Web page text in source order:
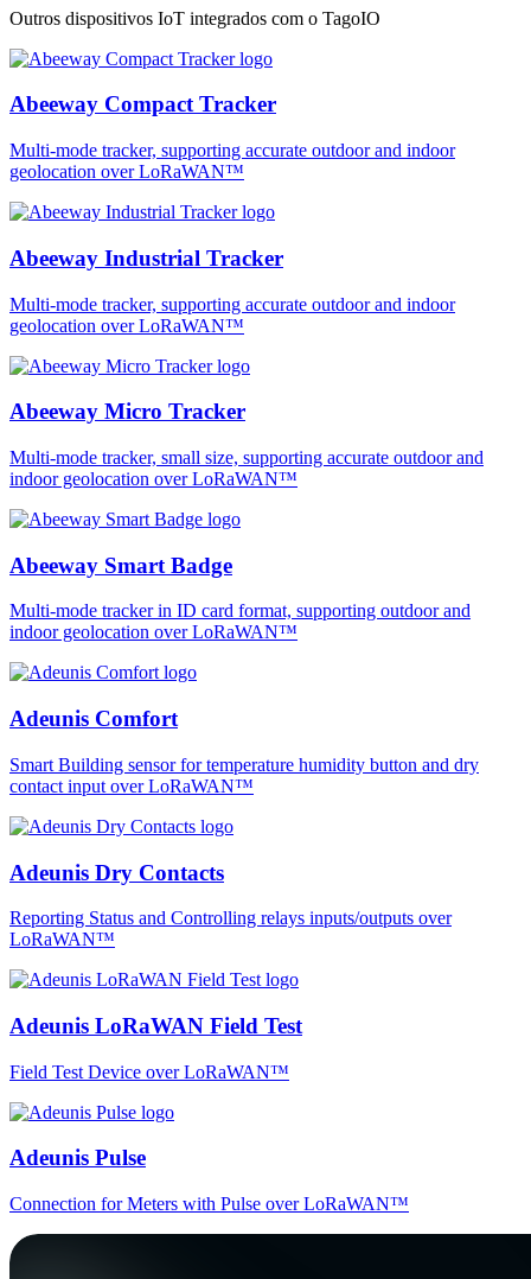
Outros dispositivos IoT integrados com o TagoIO
Abeeway Compact Tracker
Multi-mode tracker, supporting accurate outdoor and indoor
geolocation over LoRaWAN™
Abeeway Industrial Tracker
Multi-mode tracker, supporting accurate outdoor and indoor
geolocation over LoRaWAN™
Abeeway Micro Tracker
Multi-mode tracker, small size, supporting accurate outdoor and
indoor geolocation over LoRaWAN™
Abeeway Smart Badge
Multi-mode tracker in ID card format, supporting outdoor and
indoor geolocation over LoRaWAN™
Adeunis Comfort
Smart Building sensor for temperature humidity button and dry
contact input over LoRaWAN™
Adeunis Dry Contacts
Reporting Status and Controlling relays inputs/outputs over
LoRaWAN™
Adeunis LoRaWAN Field Test
Field Test Device over LoRaWAN™
Adeunis Pulse
Connection for Meters with Pulse over LoRaWAN™